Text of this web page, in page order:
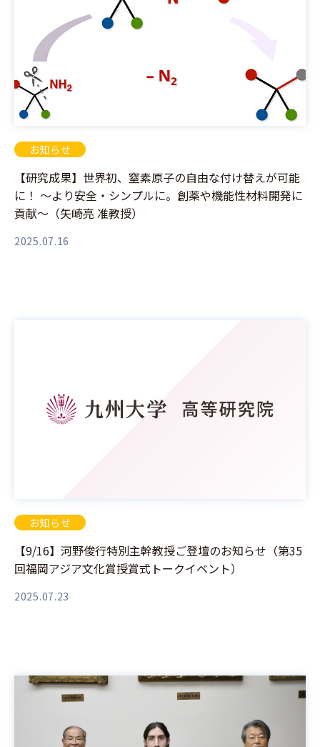
お知らせ
【研究成果】世界初、窒素原子の自由な付け替えが可能
に！ ～より安全・シンプルに。創薬や機能性材料開発に
貢献～（矢崎亮 准教授）
2025.07.16
お知らせ
【9/16】河野俊行特別主幹教授ご登壇のお知らせ（第35
回福岡アジア文化賞授賞式トークイベント）
2025.07.23